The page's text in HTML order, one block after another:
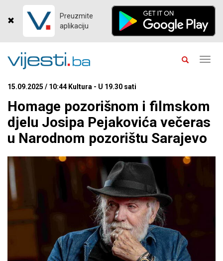
Preuzmite
aplikaciju
15.09.2025 / 10:44 Kultura - U 19.30 sati
Homage pozorišnom i filmskom
djelu Josipa Pejakovića večeras
u Narodnom pozorištu Sarajevo